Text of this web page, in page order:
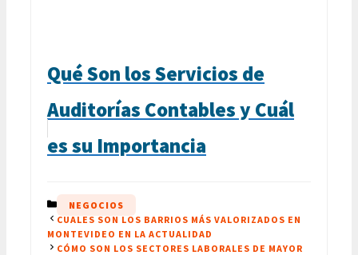
Qué Son los Servicios de
Auditorías Contables y Cuál
es su Importancia
CATEGORÍAS
NEGOCIOS
CUALES SON LOS BARRIOS MÁS VALORIZADOS EN
MONTEVIDEO EN LA ACTUALIDAD
CÓMO SON LOS SECTORES LABORALES DE MAYOR